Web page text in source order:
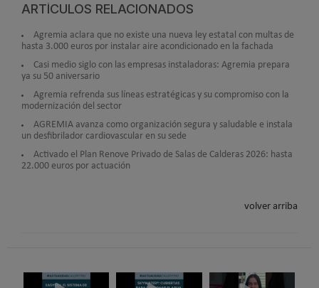
ARTÍCULOS RELACIONADOS
Agremia aclara que no existe una nueva ley estatal con multas de
hasta 3.000 euros por instalar aire acondicionado en la fachada
Casi medio siglo con las empresas instaladoras: Agremia prepara
ya su 50 aniversario
Agremia refrenda sus líneas estratégicas y su compromiso con la
modernización del sector
AGREMIA avanza como organización segura y saludable e instala
un desfibrilador cardiovascular en su sede
Activado el Plan Renove Privado de Salas de Calderas 2026: hasta
22.000 euros por actuación
volver arriba